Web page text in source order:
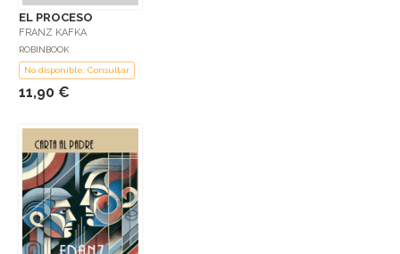
EL PROCESO
FRANZ KAFKA
ROBINBOOK
No disponible: Consultar
11,90 €